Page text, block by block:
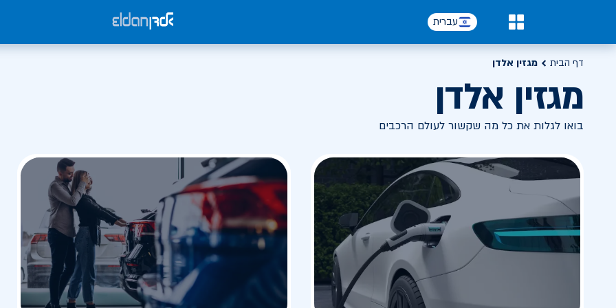
עברית
דף הבית מגזין אלדן
מגזין אלדן
בואו לגלות את כל מה שקשור לעולם הרכבים